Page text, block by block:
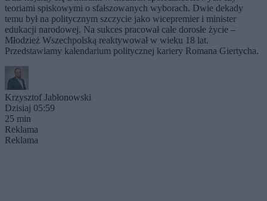
teoriami spiskowymi o sfałszowanych wyborach. Dwie dekady
temu był na politycznym szczycie jako wicepremier i minister
edukacji narodowej. Na sukces pracował całe dorosłe życie –
Młodzież Wszechpolską reaktywował w wieku 18 lat.
Przedstawiamy kalendarium politycznej kariery Romana Giertycha.
Krzysztof Jabłonowski
Dzisiaj 05:59
25 min
Reklama
Reklama